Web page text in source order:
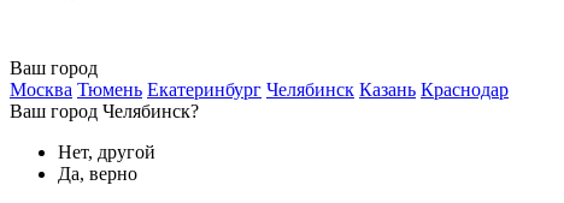
Ваш город
Москва Тюмень Екатеринбург Челябинск Казань Краснодар
Ваш город Челябинск?
Нет, другой
Да, верно